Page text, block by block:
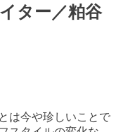
ター／粕谷
は今や珍しいことで